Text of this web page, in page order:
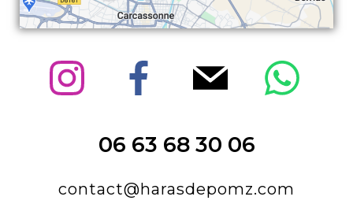
06 63 68 30 06
contact@harasdepomz.com